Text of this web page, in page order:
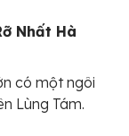
Nhất Hà
có một ngôi
Lùng Tám.